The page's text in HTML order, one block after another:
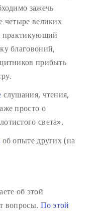
зажечь
четыре великих
практикующий
благовоний,
прибыть
слушания, чтения,
просто о
света».
об опыте других (на
об этой
вопросы. По этой